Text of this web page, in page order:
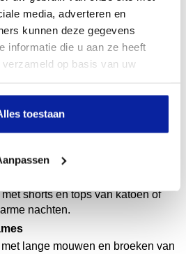
media, adverteren en
kunnen deze gegevens
informatie die u aan ze heeft
op basis van uw
toestaan
aan bij ieder product onder
Zo slaap je niet alleen
maak je ook een bewuste keuze
sets dames
shorts en tops van katoen of
nachten.
lange mouwen en broeken van